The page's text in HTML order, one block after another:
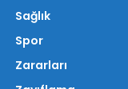
Sağlık
Spor
Zararları